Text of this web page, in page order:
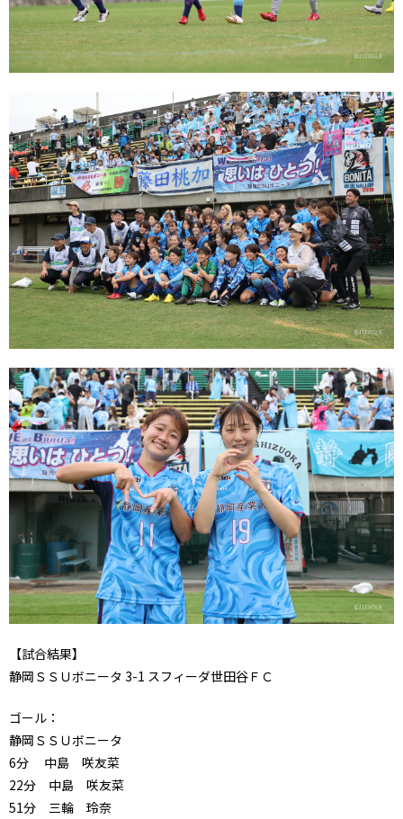
【試合結果】
静岡ＳＳＵボニータ 3-1 スフィーダ世田谷ＦＣ
ゴール：
静岡ＳＳＵボニータ
6分 中島 咲友菜
22分 中島 咲友菜
51分 三輪 玲奈